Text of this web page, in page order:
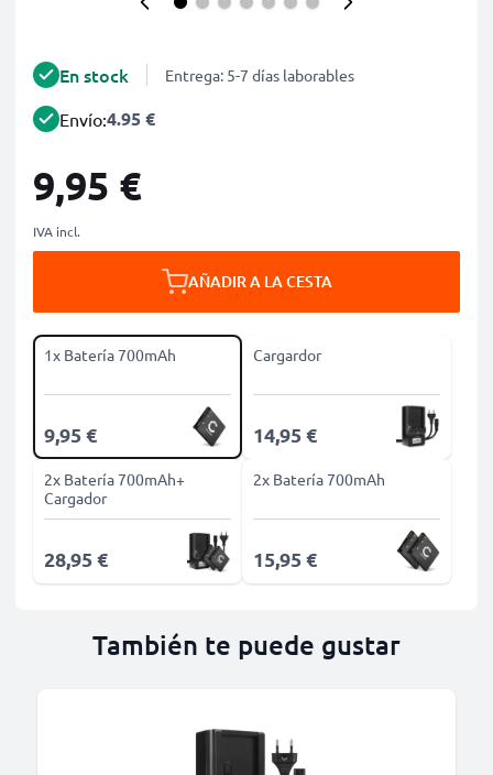
En stock Entrega: 5-7 días laborables
Envío:4.95 €
9,95 €
IVA incl.
AÑADIR A LA CESTA
1x Batería 700mAh
9,95 €
Cargardor
14,95 €
2x Batería 700mAh+
Cargador
28,95 €
2x Batería 700mAh
15,95 €
También te puede gustar